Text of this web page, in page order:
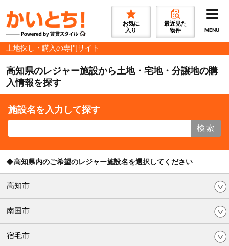
お気に
入り
最近見た
物件
MENU
土地探し・購入の専門サイト
高知県のレジャー施設から土地・宅地・分譲地の購
入情報を探す
施設名を入力して探す
検索
◆高知県内のご希望のレジャー施設名を選択してください
高知市
南国市
宿毛市